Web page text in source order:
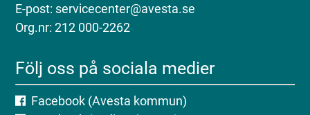
E-post: servicecenter@avesta.se
Org.nr: 212 000-2262
Följ oss på sociala medier
Facebook (Avesta kommun)